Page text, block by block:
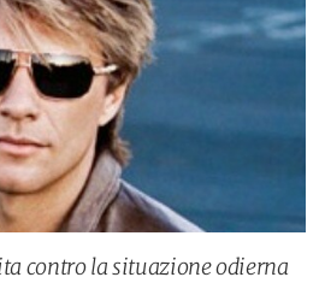
contro la situazione odierna